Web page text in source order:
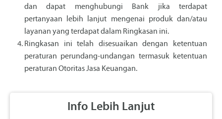
dan dapat menghubungi Bank jika terdapat
pertanyaan lebih lanjut mengenai produk dan/atau
layanan yang terdapat dalam Ringkasan ini.
Ringkasan ini telah disesuaikan dengan ketentuan
peraturan perundang-undangan termasuk ketentuan
peraturan Otoritas Jasa Keuangan.
Info Lebih Lanjut